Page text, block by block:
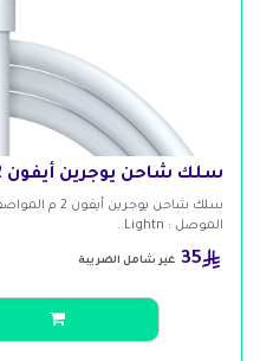
سلك شاحن يوجرين أيفون 2 م
سلك شاحن
الموصل : Lightn..
35 غير شامل الضريبة